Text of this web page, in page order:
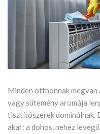
Minden otthonnak megvan
vagy sütemény aromája
tisztítószerek dominálnak.
akar: a dohos, nehéz